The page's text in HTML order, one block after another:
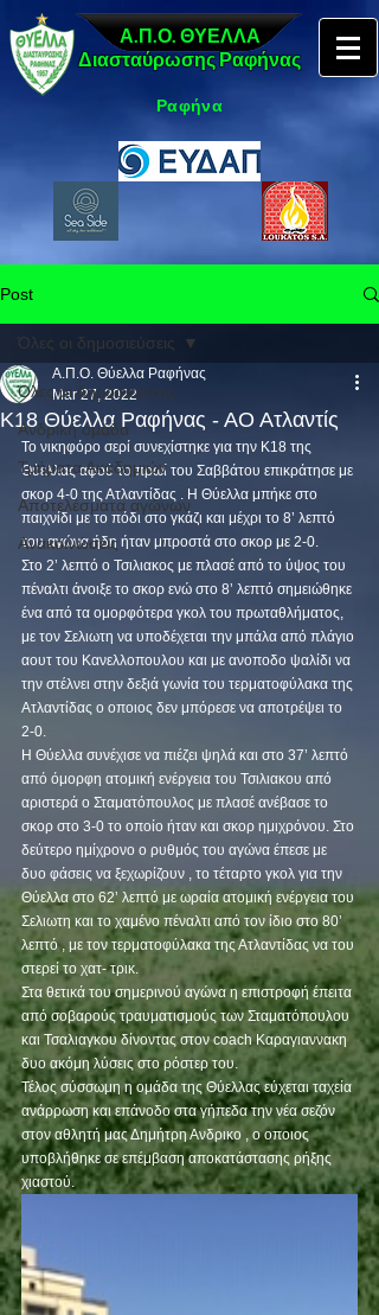
Α.Π.Ο. ΘΥΕΛΛΑ
Διασταύρωσης Ραφήνας
Ραφήνα
Post
Όλες οι δημοσιεύσεις
Ανδρική ομάδα
Τμήματα Ακαδημιών
Αποτελέσματα αγώνων
Ανακοινώσεις
Όλες οι δημοσιεύσεις
Κ18 Θύελλα Ραφήνας - ΑΟ Ατλαντίς
Α.Π.Ο. Θύελλα Ραφήνας
Mar 27, 2022
Το νικηφόρο σερί συνεχίστηκε για την Κ18 της
Θύελλας αφού το πρωί του Σαββάτου επικράτησε με
σκορ 4-0 της Ατλαντίδας . Η Θύελλα μπήκε στο
παιχνίδι με το πόδι στο γκάζι και μέχρι το 8’ λεπτό
του αγώνα ήδη ήταν μπροστά στο σκορ με 2-0.
Στο 2’ λεπτό ο Τσιλιακος με πλασέ από το ύψος του
πέναλτι άνοιξε το σκορ ενώ στο 8’ λεπτό σημειώθηκε
ένα από τα ομορφότερα γκολ του πρωταθλήματος,
με τον Σελιωτη να υποδέχεται την μπάλα από πλάγιο
αουτ του Κανελλοπουλου και με ανοποδο ψαλίδι να
την στέλνει στην δεξιά γωνία του τερματοφύλακα της
Ατλαντίδας ο οποιος δεν μπόρεσε να αποτρέψει το
2-0.
Η Θύελλα συνέχισε να πιέζει ψηλά και στο 37’ λεπτό
από όμορφη ατομική ενέργεια του Τσιλιακου από
αριστερά ο Σταματόπουλος με πλασέ ανέβασε το
σκορ στο 3-0 το οποίο ήταν και σκορ ημιχρόνου. Στο
δεύτερο ημίχρονο ο ρυθμός του αγώνα έπεσε με
δυο φάσεις να ξεχωρίζουν , το τέταρτο γκολ για την
Θύελλα στο 62’ λεπτό με ωραία ατομική ενέργεια του
Σελιωτη και το χαμένο πέναλτι από τον ίδιο στο 80’
λεπτό , με τον τερματοφύλακα της Ατλαντίδας να του
στερεί το χατ- τρικ.
Στα θετικά του σημερινού αγώνα η επιστροφή έπειτα
από σοβαρούς τραυματισμούς των Σταματόπουλου
και Τσαλιαγκου δίνοντας στον coach Καραγιαννακη
δυο ακόμη λύσεις στο ρόστερ του.
Τέλος σύσσωμη η ομάδα της Θύελλας εύχεται ταχεία
ανάρρωση και επάνοδο στα γήπεδα την νέα σεζόν
στον αθλητή μας Δημήτρη Ανδρικο , ο οποιος
υποβλήθηκε σε επέμβαση αποκατάστασης ρήξης
χιαστού.